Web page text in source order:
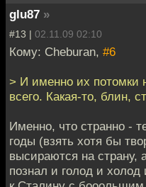
glu87 »
#13 | 02.11.09 02:10
Кому: Cheburan, #6
> И именно их потомки
всего. Какая-то, блин,
Именно, что странно -
годы (взять хотя бы
высираются на страну,
познал и голод и